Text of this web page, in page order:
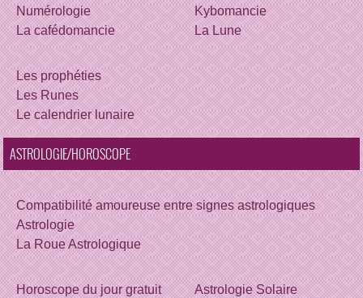
Numérologie
La cafédomancie
Kybomancie
La Lune
Les prophéties
Les Runes
Le calendrier lunaire
ASTROLOGIE/HOROSCOPE
Compatibilité amoureuse entre signes astrologiques
Astrologie
La Roue Astrologique
Horoscope du jour gratuit
Astrologie Solaire